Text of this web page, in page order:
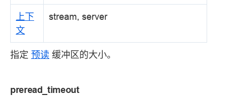
上下
文
stream, server
指定 预读 缓冲区的大小。
preread_timeout